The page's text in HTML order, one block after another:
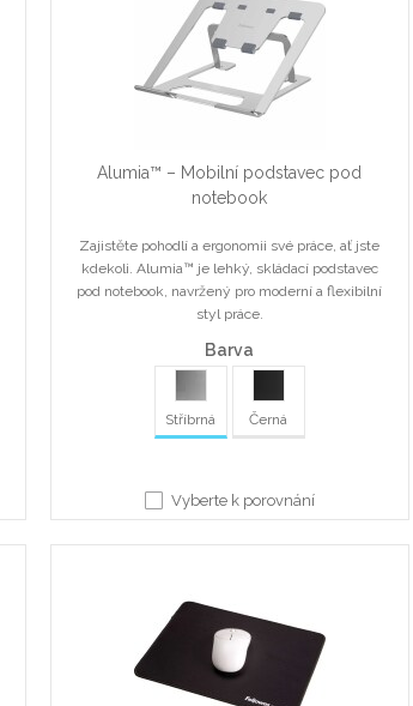
Alumia™ – Mobilní podstavec pod
notebook
Zajistěte pohodlí a ergonomii své práce, ať jste
kdekoli. Alumia™ je lehký, skládací podstavec
pod notebook, navržený pro moderní a flexibilní
styl práce.
Barva
Stříbrná Černá
Vyberte k porovnání